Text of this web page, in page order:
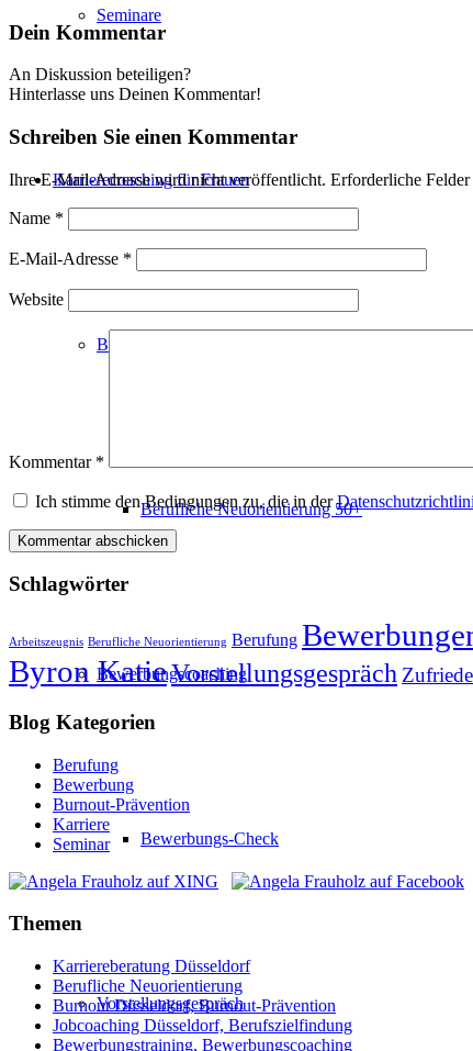
Seminare
Karrierecoaching für Frauen
Berufzielfindung
Berufliche Neuorientierung 50+
Bewerbungscoaching
Bewerbungs-Check
Vorstellungsgespräch
Dein Kommentar
An Diskussion beteiligen?
Hinterlasse uns Deinen Kommentar!
Schreiben Sie einen Kommentar
Ihre E-Mail-Adresse wird nicht veröffentlicht. Erforderliche
Name *
E-Mail-Adresse *
Website
Kommentar *
Ich stimme den Bedingungen zu, die in der
Schlagwörter
Arbeitszeugnis Berufliche Neuorientierung Berufung
Byron KatieVorstellungsgespräch
Blog Kategorien
Berufung
Bewerbung
Burnout-Prävention
Karriere
Seminar
Themen
Karriereberatung Düsseldorf
Berufliche Neuorientierung
Burnout Düsseldorf, Burnout-Prävention
Jobcoaching Düsseldorf, Berufszielfindung
Bewerbungstraining, Bewerbungscoaching